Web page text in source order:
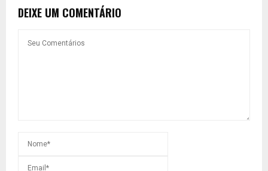
DEIXE UM COMENTÁRIO